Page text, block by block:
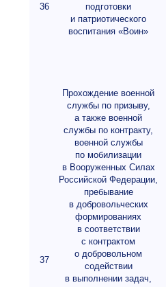
36
подготовки
и патриотического
воспитания «Воин»
37
Прохождение военной
службы по призыву,
а также военной
службы по контракту,
военной службы
по мобилизации
в Вооруженных Силах
Российской Федерации,
пребывание
в добровольческих
формированиях
в соответствии
с контрактом
о добровольном
содействии
в выполнении задач,